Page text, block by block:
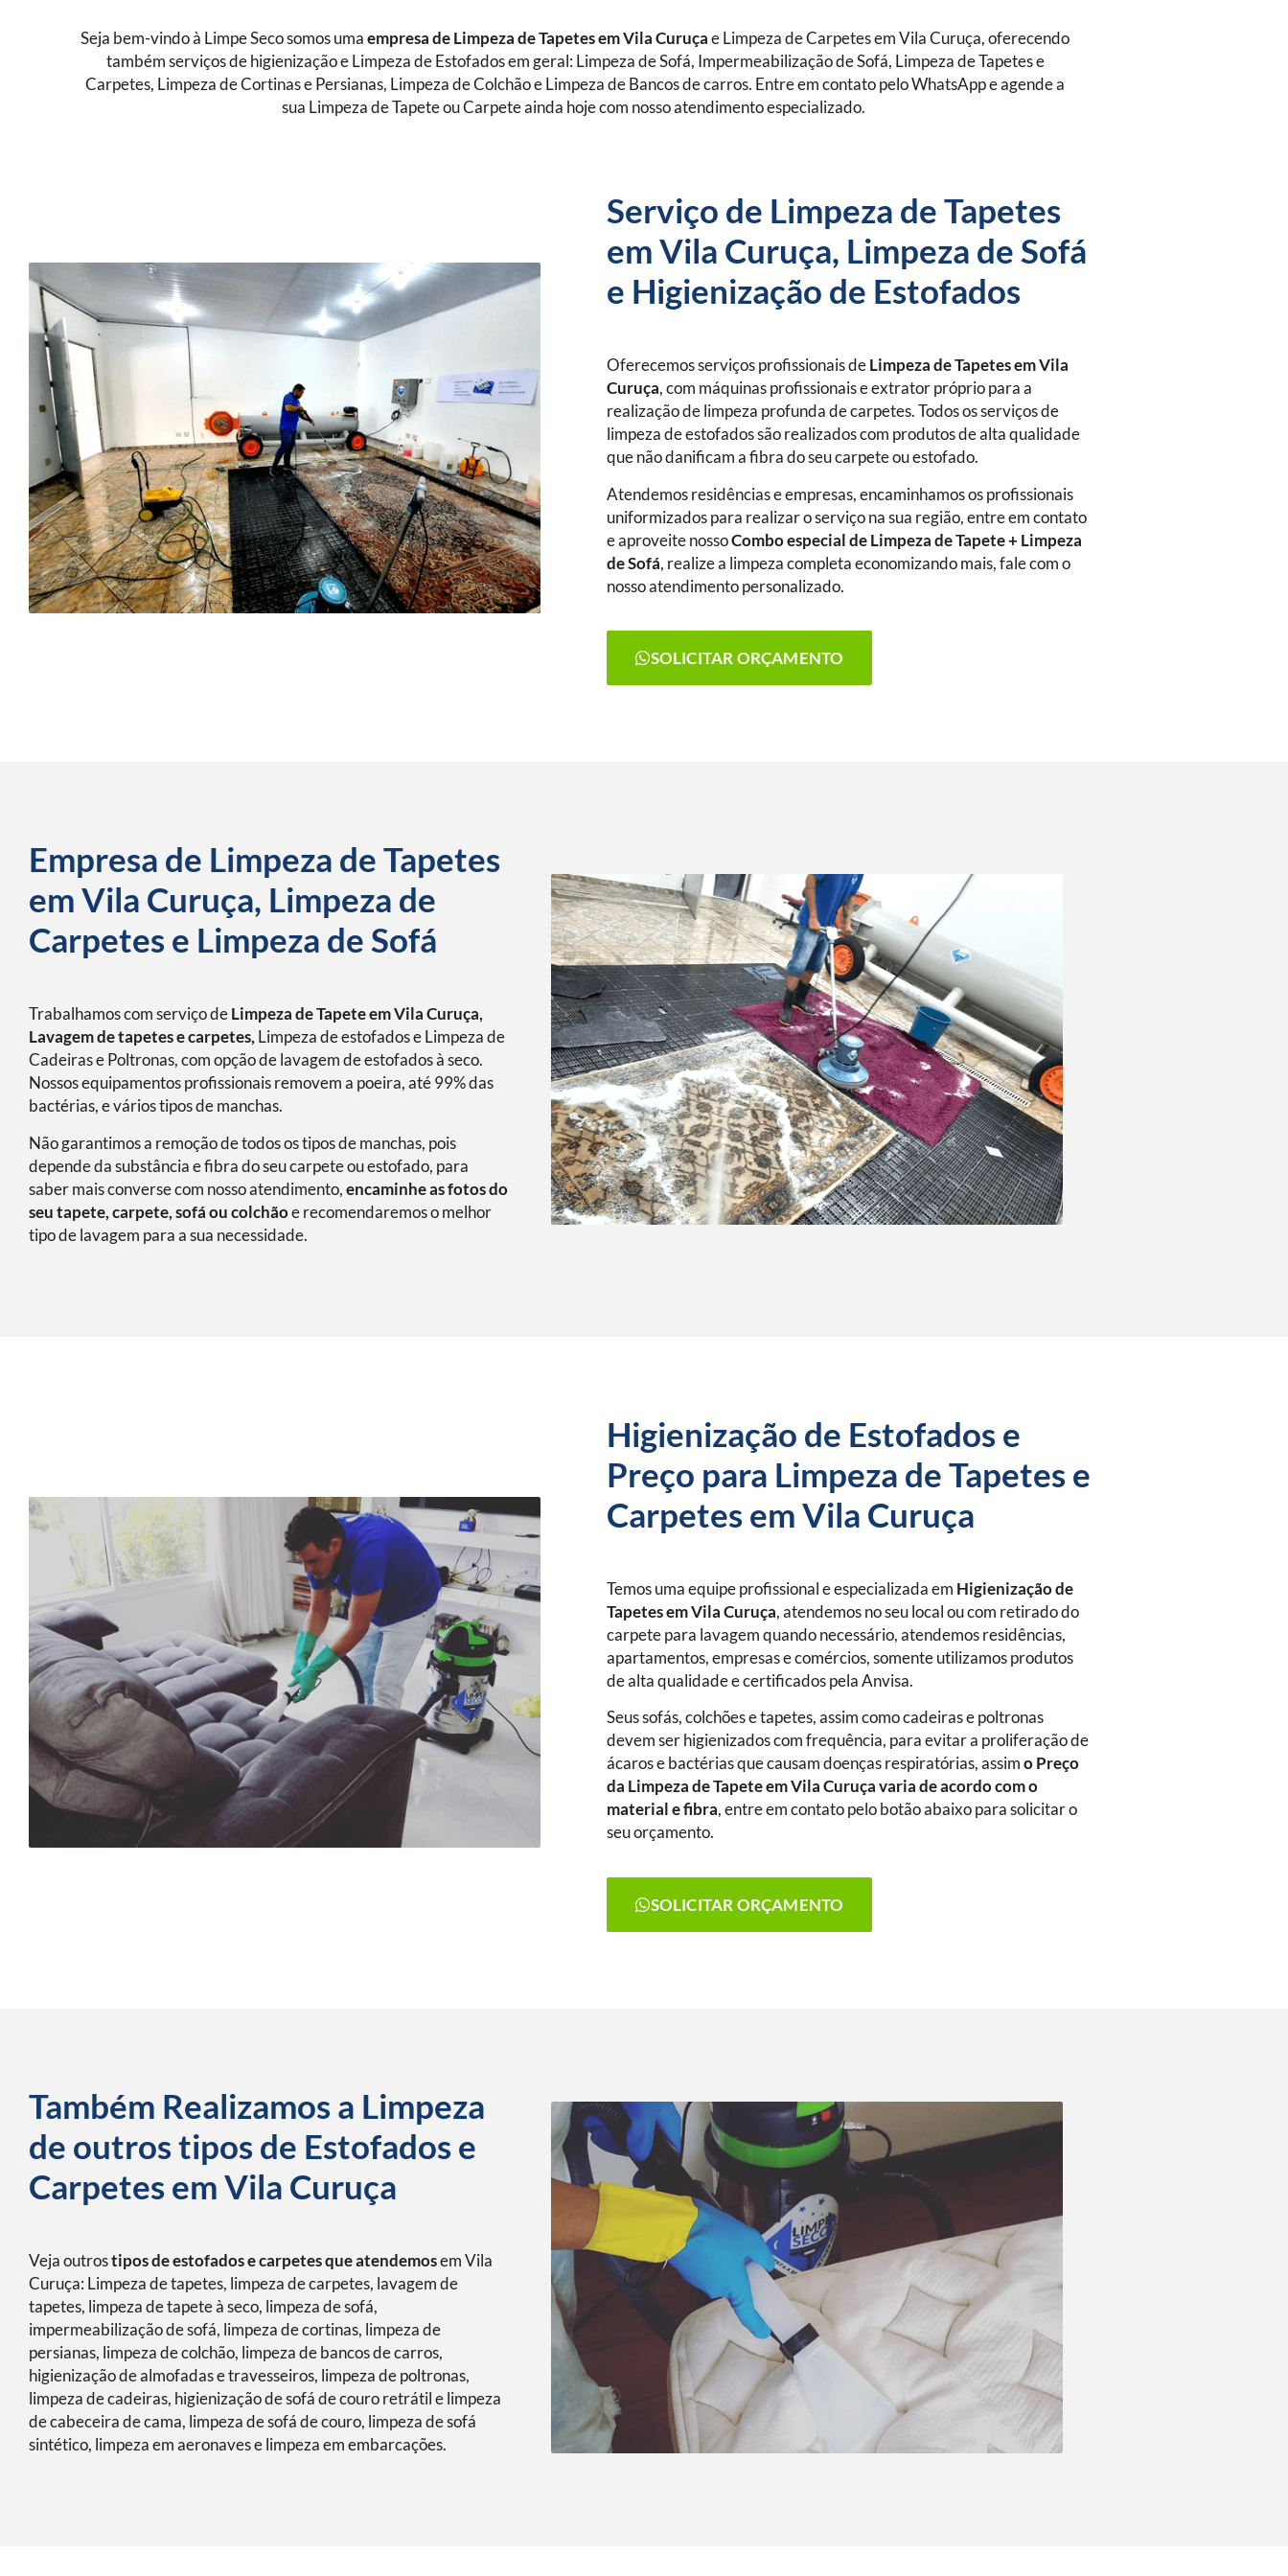
Seja bem-vindo à Limpe Seco somos uma empresa de Limpeza de Tapetesem Vila Curuça e Limpeza de Carpetes em Vila Curuça, oferecendo
também serviços de higienização e Limpeza de Estofados em geral: Limpeza de Sofá, Impermeabilização de Sofá, Limpeza de Tapetes e
Carpetes, Limpeza de Cortinas e Persianas, Limpeza de Colchão e Limpeza de Bancos de carros. Entre em contato pelo WhatsApp e agende a
sua Limpeza de Tapete ou Carpete ainda hoje com nosso atendimento especializado.
Serviço de Limpeza de Tapetes
em Vila Curuça, Limpeza de Sofá
e Higienização de Estofados
Oferecemos serviços profissionais de Limpeza de Tapetesem Vila
Curuça, com máquinas profissionais e extrator próprio para a
realização de limpeza profunda de carpetes. Todos os serviços de
limpeza de estofados são realizados com produtos de alta qualidade
que não danificam a fibra do seu carpete ou estofado.
Atendemos residências e empresas, encaminhamos os profissionais
uniformizados para realizar o serviço na sua região, entre em contato
e aproveite nossoCombo especial de Limpeza de Tapete + Limpeza
de Sofá, realize a limpeza completa economizando mais, fale com o
nosso atendimento personalizado.
SOLICITAR ORÇAMENTO
Empresa de Limpeza de Tapetes
em Vila Curuça, Limpeza de
Carpetes e Limpeza de Sofá
Trabalhamos com serviço de Limpeza de Tapete em Vila Curuça,
Lavagem de tapetes e carpetes, Limpeza de estofados e Limpeza de
Cadeiras e Poltronas, com opção de lavagem de estofados à seco.
Nossos equipamentos profissionais removem a poeira, até 99% das
bactérias, e vários tipos de manchas.
Não garantimos a remoção de todos os tipos de manchas, pois
depende da substância e fibra do seu carpete ou estofado, para
saber mais converse com nosso atendimento, encaminhe as fotos do
seu tapete, carpete, sofá ou colchãoe recomendaremos o melhor
tipo de lavagem para a sua necessidade.
Higienização de Estofados e
Preço para Limpeza de Tapetes e
Carpetes em Vila Curuça
Temos uma equipe profissional e especializada em Higienização de
Tapetesem Vila Curuça, atendemos no seu local ou com retirado do
carpete para lavagem quando necessário, atendemos residências,
apartamentos, empresas e comércios, somente utilizamos produtos
de alta qualidade e certificados pela Anvisa.
Seus sofás, colchões e tapetes, assim como cadeiras e poltronas
devem ser higienizados com frequência, para evitar a proliferação de
ácaros e bactérias que causam doenças respiratórias, assimo Preço
da Limpeza de Tapeteem Vila Curuçavaria de acordo com o
material e fibra, entre em contato pelo botão abaixo para solicitar o
seu orçamento.
SOLICITAR ORÇAMENTO
Também Realizamos a Limpeza
de outros tipos de Estofados e
Carpetes em Vila Curuça
Veja outrostipos de estofados e carpetes que atendemosem Vila
Curuça: Limpeza de tapetes, limpeza de carpetes, lavagem de
tapetes, limpeza de tapete à seco, limpeza de sofá,
impermeabilização de sofá, limpeza de cortinas, limpeza de
persianas, limpeza de colchão, limpeza de bancos de carros,
higienização de almofadas e travesseiros, limpeza de poltronas,
limpeza de cadeiras, higienização de sofá de couro retrátil e limpeza
de cabeceira de cama, limpeza de sofá de couro, limpeza de sofá
sintético, limpeza em aeronaves e limpeza em embarcações.